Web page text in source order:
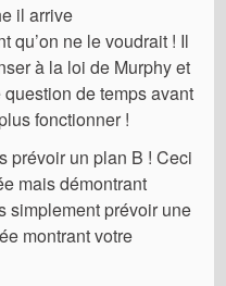
il arrive
qu’on ne le voudrait ! Il
à la loi de Murphy et
question de temps avant
fonctionner !
prévoir un plan B ! Ceci
mais démontrant
simplement prévoir une
montrant votre